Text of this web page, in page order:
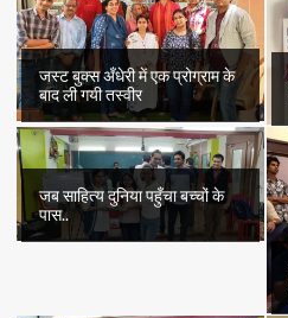
जस्ट बुक्स अँधेरी में एक प्रोग्राम के
बाद ली गयी तस्वीर
जब साहित्य दुनिया पहुँचा बच्चों के
पास..